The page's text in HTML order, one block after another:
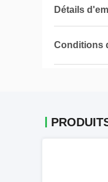
Détails
Conditions